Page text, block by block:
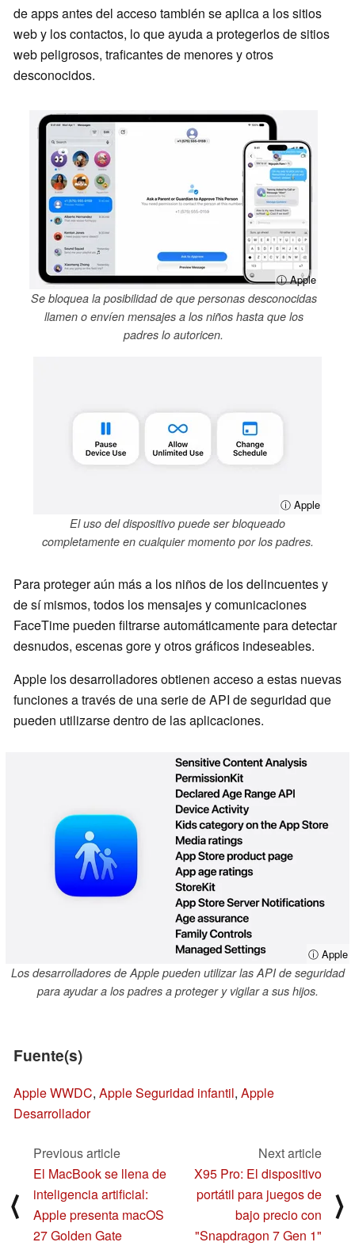
de apps antes del acceso también se aplica a los sitios
web y los contactos, lo que ayuda a protegerlos de sitios
web peligrosos, traficantes de menores y otros
desconocidos.
ⓘ Apple
Se bloquea la posibilidad de que personas desconocidas
llamen o envíen mensajes a los niños hasta que los
padres lo autoricen.
ⓘ Apple
El uso del dispositivo puede ser bloqueado
completamente en cualquier momento por los padres.
Para proteger aún más a los niños de los delincuentes y
de sí mismos, todos los mensajes y comunicaciones
FaceTime pueden filtrarse automáticamente para detectar
desnudos, escenas gore y otros gráficos indeseables.
Apple los desarrolladores obtienen acceso a estas nuevas
funciones a través de una serie de API de seguridad que
pueden utilizarse dentro de las aplicaciones.
ⓘ Apple
Los desarrolladores de Apple pueden utilizar las API de seguridad
para ayudar a los padres a proteger y vigilar a sus hijos.
Fuente(s)
Apple WWDC, Apple Seguridad infantil, Apple
Desarrollador
⟨
Previous article
El MacBook se llena de
inteligencia artificial:
Apple presenta macOS
27 Golden Gate
Next article
X95 Pro: El dispositivo
portátil para juegos de
bajo precio con
"Snapdragon 7 Gen 1"
⟩